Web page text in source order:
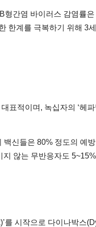
형간염 바이러스 감염률
한계를 극복하기 위해 3
표적이며, 녹십자의 ‘헤파
신들은 80% 정도의 예방
않는 무반응자도
를 시작으로 다이나박스